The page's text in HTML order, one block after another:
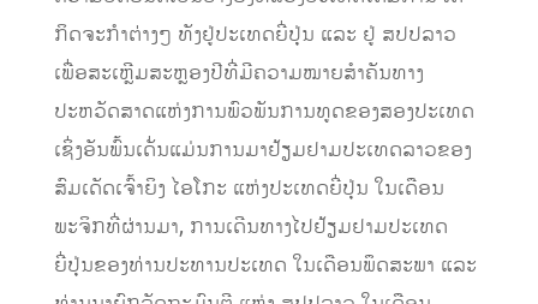
ກິດຈະກໍາຕ່າງໆ ທັງຢູ່ປະເທດຍີ່ປຸ່ນ ແລະ ຢູ່ ສປປລາວ
ເພື່ອສະເຫຼີມສະຫຼອງປີທີ່ມີຄວາມໝາຍສຳຄັນທາງ
ປະຫວັດສາດແຫ່ງການພົວພັນການທູດຂອງສອງປະເທດ
ເຊິ່ງອັນພົ້ນເດັ່ນແມ່ນການມາຢ້ຽມຢາມປະເທດລາວຂອງ
ສົມເດັດເຈົ້າຍິງ ໄອໂກະ ແຫ່ງປະເທດຍີ່ປຸ່ນ ໃນເດືອນ
ພະຈິກທີ່ຜ່ານມາ, ການເດີນທາງໄປຢ້ຽມຢາມປະເທດ
ຍີ່ປຸ່ນຂອງທ່ານປະທານປະເທດ ໃນເດືອນພຶດສະພາ ແລະ